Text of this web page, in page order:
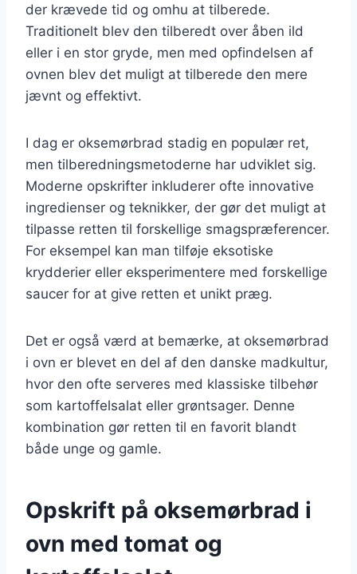
der krævede tid og omhu at tilberede.
Traditionelt blev den tilberedt over åben ild
eller i en stor gryde, men med opfindelsen af
ovnen blev det muligt at tilberede den mere
jævnt og effektivt.
I dag er oksemørbrad stadig en populær ret,
men tilberedningsmetoderne har udviklet sig.
Moderne opskrifter inkluderer ofte innovative
ingredienser og teknikker, der gør det muligt at
tilpasse retten til forskellige smagspræferencer.
For eksempel kan man tilføje eksotiske
krydderier eller eksperimentere med forskellige
saucer for at give retten et unikt præg.
Det er også værd at bemærke, at oksemørbrad
i ovn er blevet en del af den danske madkultur,
hvor den ofte serveres med klassiske tilbehør
som kartoffelsalat eller grøntsager. Denne
kombination gør retten til en favorit blandt
både unge og gamle.
Opskrift på oksemørbrad i
ovn med tomat og